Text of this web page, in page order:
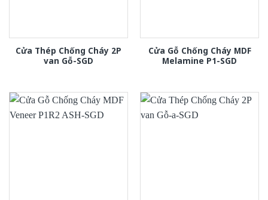
Cửa Thép Chống Cháy 2P
van Gỗ-SGD
Cửa Gỗ Chống Cháy MDF
Melamine P1-SGD